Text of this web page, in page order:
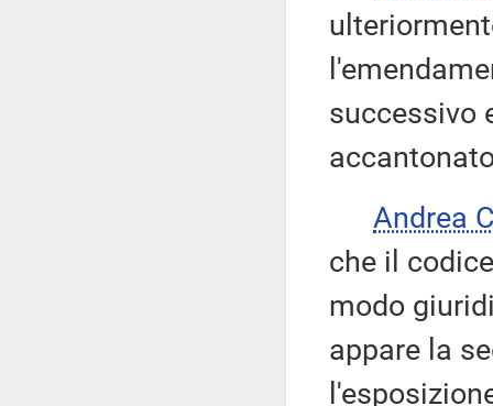
successivo
Andrea
che il
modo
appare la